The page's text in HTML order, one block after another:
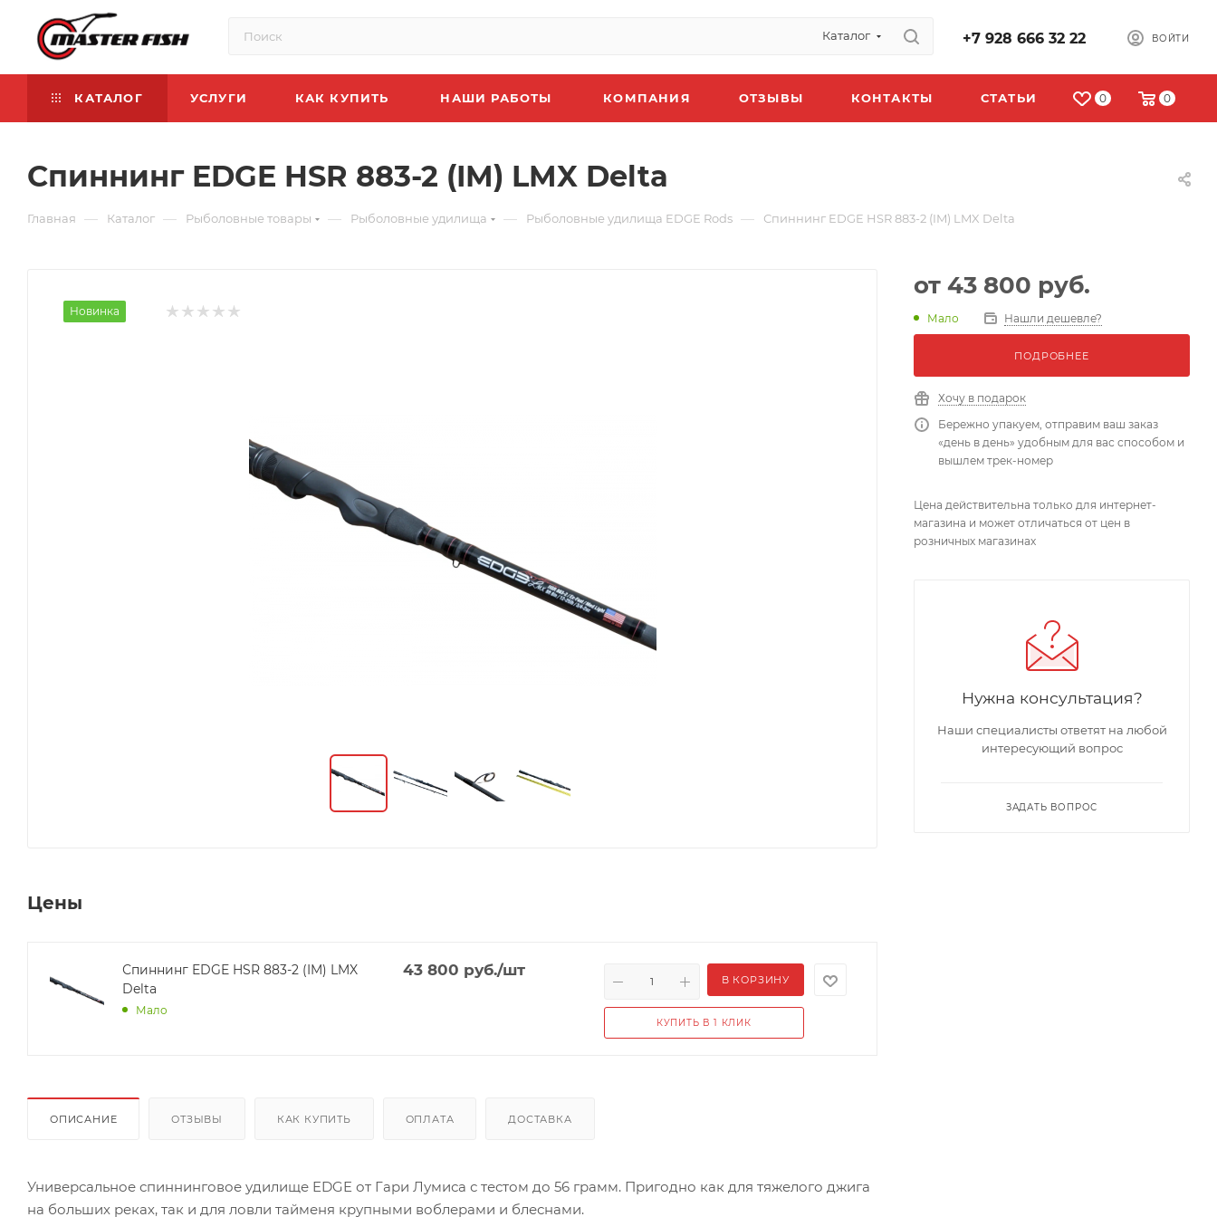
Каталог +7 928 666 32 22 ВОЙТИ
0 0
КАТАЛОГ УСЛУГИ КАК КУПИТЬ НАШИ РАБОТЫ КОМПАНИЯ ОТЗЫВЫ КОНТАКТЫ СТАТЬИ
Спиннинг EDGE HSR 883-2 (IM) LMX Delta
Главная — Каталог — Рыболовные товары — Рыболовные удилища — Рыболовные удилища EDGE Rods — Спиннинг EDGE HSR 883-2 (IM) LMX Delta
Новинка
Цены
Спиннинг EDGE HSR 883-2 (IM) LMX
Delta
Мало
43 800 руб./шт
В КОРЗИНУ
КУПИТЬ В 1 КЛИК
ОПИСАНИЕ ОТЗЫВЫ КАК КУПИТЬ ОПЛАТА ДОСТАВКА
Универсальное спиннинговое удилище EDGE от Гари Лумиса с тестом до 56 грамм. Пригодно как для тяжелого джига
на больших реках, так и для ловли тайменя крупными воблерами и блеснами.
от 43 800 руб.
Мало Нашли дешевле?
ПОДРОБНЕЕ
Хочу в подарок
Бережно упакуем, отправим ваш заказ
«день в день» удобным для вас способом и
вышлем трек-номер
Цена действительна только для интернет-
магазина и может отличаться от цен в
розничных магазинах
Нужна консультация?
Наши специалисты ответят на любой
интересующий вопрос
ЗАДАТЬ ВОПРОС